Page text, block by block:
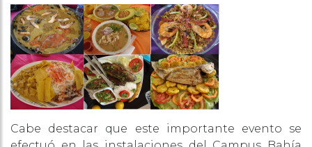
Cabe destacar que este importante evento se